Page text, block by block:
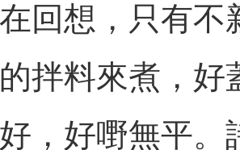
回想，只有不
拌料來煮，好
，好嘢無平。